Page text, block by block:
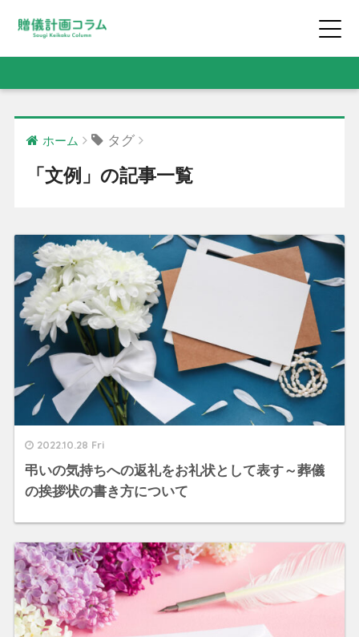
ホーム タグ
「文例」の記事一覧
2022.10.28 Fri
弔いの気持ちへの返礼をお礼状として表す～葬儀
の挨拶状の書き方について